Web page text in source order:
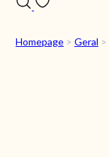
Homepage > Geral >